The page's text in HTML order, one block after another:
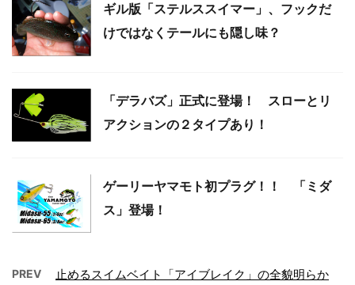
ギル版「ステルススイマー」、フックだ
けではなくテールにも隠し味？
「デラバズ」正式に登場！ スローとリ
アクションの２タイプあり！
ゲーリーヤマモト初プラグ！！ 「ミダ
ス」登場！
PREV
止めるスイムベイト「アイブレイク」の全貌明らか